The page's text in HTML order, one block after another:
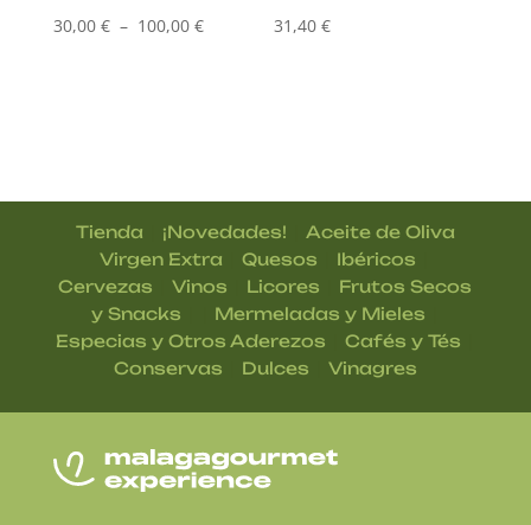
30,00 € – 100,00 €Plage
31,40€
Tienda ¡Novedades!
Aceite de Oliva
Virgen Extra
|Quesos Ibéricos
Cervezas |Vinos Licores
Frutos Secos
y Snacks
Mermeladas y Mieles
Especias y Otros Aderezos Cafés y Tés
Conservas Dulces Vinagres